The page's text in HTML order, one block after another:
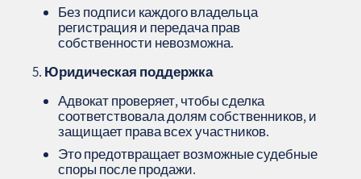
Без подписи каждого владельца
регистрация и передача прав
собственности невозможна.
Юридическая поддержка
Адвокат проверяет, чтобы сделка
соответствовала долям собственников, и
защищает права всех участников.
Это предотвращает возможные судебные
споры после продажи.